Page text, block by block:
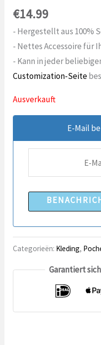
€14.99
- Hergestellt aus 100%
- Nettes Accessoire für
- Kann in jeder
Customization-Seite
Ausverkauft
E-Mail
Categorieën: Kleding,
Garantiert